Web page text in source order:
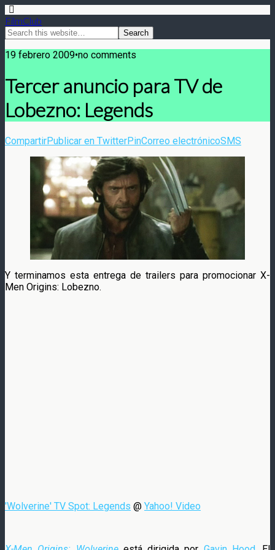
FilmClub
19 febrero 2009•no comments
Tercer anuncio para TV de
Lobezno: Legends
CompartirPublicar en TwitterPinCorreo electrónicoSMS
Y terminamos esta entrega de trailers para promocionar X-
Men Origins: Lobezno.
'Wolverine' TV Spot: Legends @ Yahoo! Video